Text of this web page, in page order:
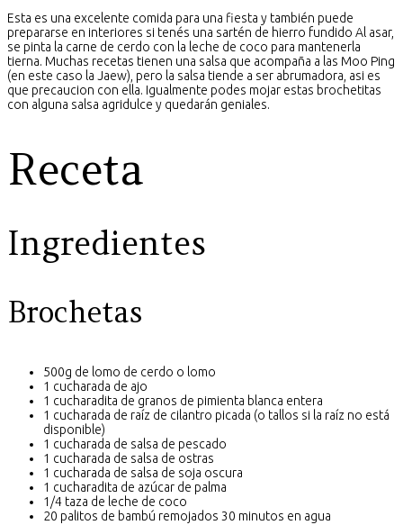
Esta es una excelente comida para una fiesta y también puede
prepararse en interiores si tenés una sartén de hierro fundido Al asar,
se pinta la carne de cerdo con la leche de coco para mantenerla
tierna. Muchas recetas tienen una salsa que acompaña a las Moo Ping
(en este caso la Jaew), pero la salsa tiende a ser abrumadora, asi es
que precaucion con ella. Igualmente podes mojar estas brochetitas
con alguna salsa agridulce y quedarán geniales.
Receta
Ingredientes
Brochetas
500g de lomo de cerdo o lomo
1 cucharada de ajo
1 cucharadita de granos de pimienta blanca entera
1 cucharada de raíz de cilantro picada (o tallos si la raíz no está
disponible)
1 cucharada de salsa de pescado
1 cucharada de salsa de ostras
1 cucharada de salsa de soja oscura
1 cucharadita de azúcar de palma
1/4 taza de leche de coco
20 palitos de bambú remojados 30 minutos en agua